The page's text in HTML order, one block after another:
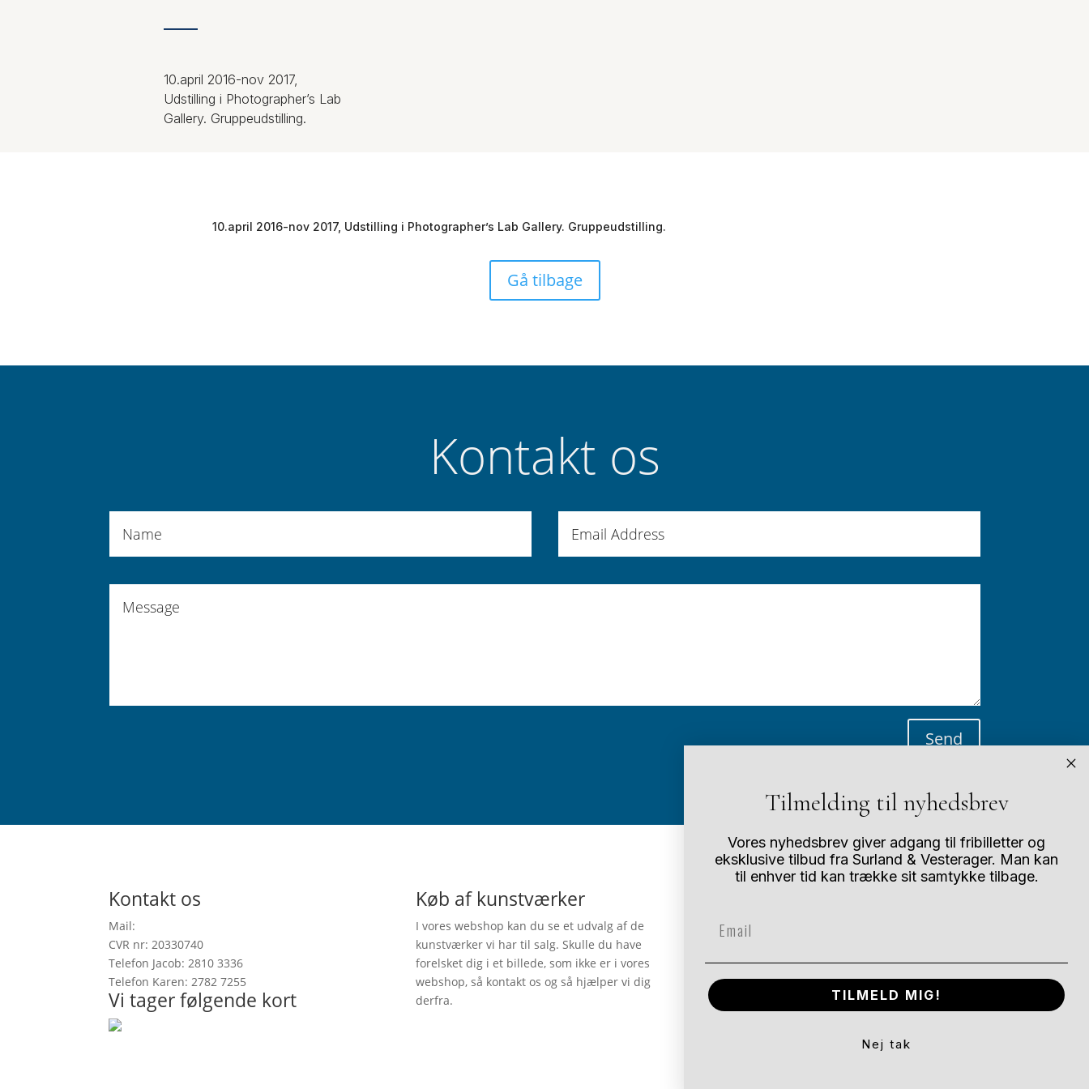
10.april 2016-nov 2017,
Udstilling i Photographer’s Lab
Gallery. Gruppeudstilling.
10.april 2016-nov 2017, Udstilling i Photographer’s Lab Gallery. Gruppeudstilling.
Gå tilbage
Kontakt os
Send
Kontakt os
Mail:
CVR nr: 20330740
Telefon Jacob: 2810 3336
Telefon Karen: 2782 7255
Vi tager følgende kort
Køb af kunstværker
I vores webshop kan du se et udvalg af de
kunstværker vi har til salg. Skulle du have
forelsket dig i et billede, som ikke er i vores
webshop, så kontakt os og så hjælper vi dig
derfra.
De fleste af vores værker kan købes i flere
udsolgt bliver der mindre fleksibilitet. Kontakt
os for specialstørrelser.
Tilmelding til nyhedsbrev
Vores nyhedsbrev giver adgang til fribilletter og
eksklusive tilbud fra Surland & Vesterager. Man kan
til enhver tid kan trække sit samtykke tilbage.
Email
TILMELD MIG!
Nej tak